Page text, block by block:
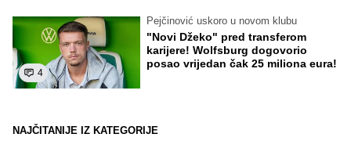
4
Pejčinović uskoro u novom klubu
"Novi Džeko" pred transferom
karijere! Wolfsburg dogovorio
posao vrijedan čak 25 miliona eura!
NAJČITANIJE IZ KATEGORIJE